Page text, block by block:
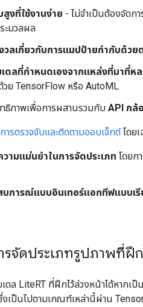
สูงที่ใช้งานง่าย - ไม่จำเป็นต้องจัดก
ระมวลผล
งวลเกี่ยวกับการแมปป้ายกำกับด้วย
มเดลที่กำหนดเองจากแหล่งที่มาที่ห
วย TensorFlow หรือ AutoML
ทธิภาพเพื่อการผสานรวมกับ API กล้
ารตรวจจับและติดตามออบเจ็กต์โดยเ
วามแม่นยำในการจัดประเภท โดยก
สบการณ์แบบอินเทอร์แอกทีฟแบบเ
ารจัดประเภทรูปภาพที่ฝึ
เดล LiteRT ที่ฝึกไว้ล่วงหน้าได้หาก
ซึ่งเป็นไปตามเกณฑ์เหล่านี้ผ่าน